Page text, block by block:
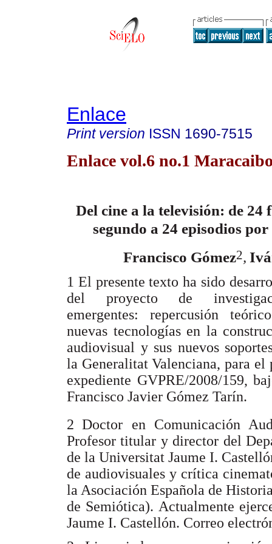
Enlace
Print version ISSN 1690-7515
Enlace vol.6 no.1
Del cine a la televisión: de 24
segundo a 24 episodios
Francisco Gómez2,
1 El presente texto ha sido
del proyecto de
emergentes: repercusión
nuevas tecnologías en la
audiovisual y sus nuevos
la Generalitat Valenciana, para el
expediente GVPRE/2008/159,
Francisco Javier Gómez Tarín.
2 Doctor en Comunicación
Profesor titular y director del
de la Universitat Jaume I.
de audiovisuales y crítica
la Asociación Española de
de Semiótica). Actualmente
Jaume I. Castellón. Correo